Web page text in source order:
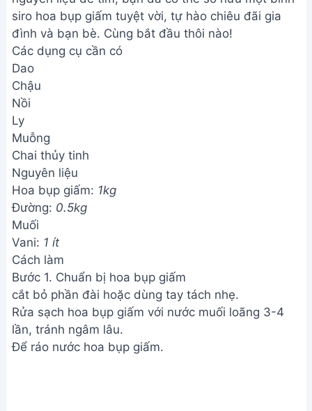
siro hoa bụp giấm tuyệt vời, tự hào chiêu đãi gia
đình và bạn bè. Cùng bắt đầu thôi nào!
Các dụng cụ cần có
Dao
Chậu
Nồi
Ly
Muỗng
Chai thủy tinh
Nguyên liệu
Hoa bụp giấm: 1kg
Đường: 0.5kg
Muối
Vani: 1 ít
Cách làm
Bước 1. Chuẩn bị hoa bụp giấm
cắt bỏ phần đài hoặc dùng tay tách nhẹ.
Rửa sạch hoa bụp giấm với nước muối loãng 3-4
lần, tránh ngâm lâu.
Để ráo nước hoa bụp giấm.